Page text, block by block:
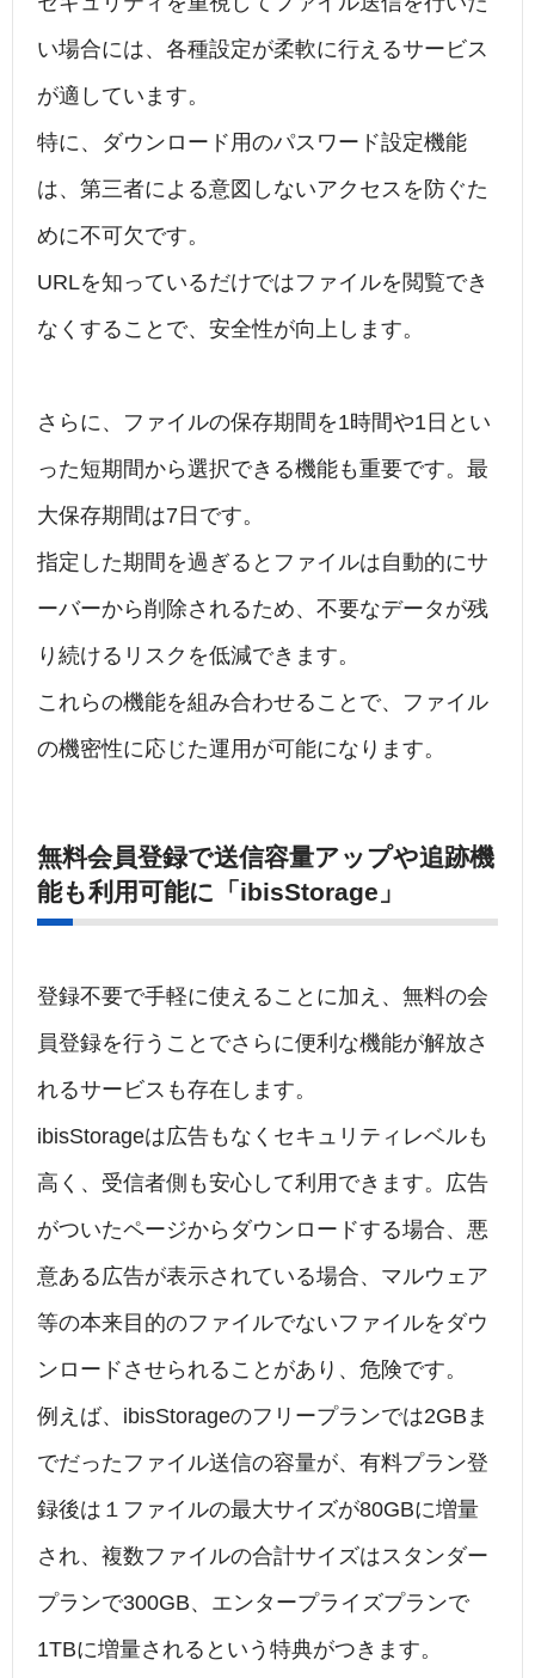
い場合には、各種設定が柔軟に行えるサービス
が適しています。
特に、ダウンロード用のパスワード設定機能
は、第三者による意図しないアクセスを防ぐた
めに不可欠です。
URLを知っているだけではファイルを閲覧でき
なくすることで、安全性が向上します。
さらに、ファイルの保存期間を1時間や1日とい
った短期間から選択できる機能も重要です。最
大保存期間は7日です。
指定した期間を過ぎるとファイルは自動的にサ
ーバーから削除されるため、不要なデータが残
り続けるリスクを低減できます。
これらの機能を組み合わせることで、ファイル
の機密性に応じた運用が可能になります。
無料会員登録で送信容量アップや追跡機
能も利用可能に「ibisStorage」
登録不要で手軽に使えることに加え、無料の会
員登録を行うことでさらに便利な機能が解放さ
れるサービスも存在します。
ibisStorageは広告もなくセキュリティレベルも
高く、受信者側も安心して利用できます。広告
がついたページからダウンロードする場合、悪
意ある広告が表示されている場合、マルウェア
等の本来目的のファイルでないファイルをダウ
ンロードさせられることがあり、危険です。
例えば、ibisStorageのフリープランでは2GBま
でだったファイル送信の容量が、有料プラン登
録後は１ファイルの最大サイズが80GBに増量
され、複数ファイルの合計サイズはスタンダー
プランで300GB、エンタープライズプランで
1TBに増量されるという特典がつきます。